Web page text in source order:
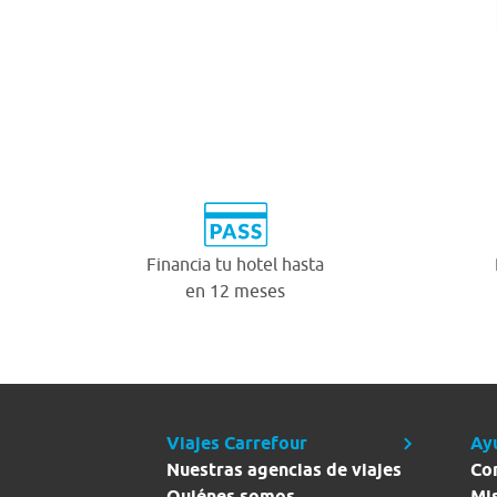
Financia tu hotel hasta
en 12 meses
Viajes Carrefour
Nuestras agencias de viajes